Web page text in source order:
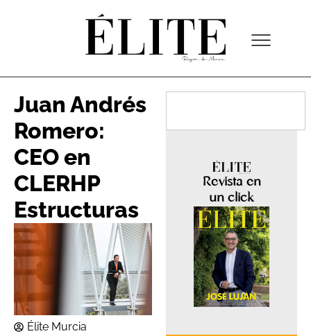
Juan Andrés
Romero:
CEO en
CLERHP
Estructuras
Élite Murcia
Revista en
un click